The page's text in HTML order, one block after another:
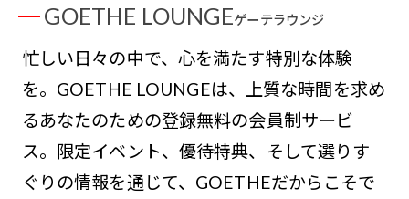
GOETHE LOUNGEゲーテラウンジ
忙しい日々の中で、心を満たす特別な体験
を。GOETHE LOUNGEは、上質な時間を求め
るあなたのための登録無料の会員制サービ
ス。限定イベント、優待特典、そして選りす
ぐりの情報を通じて、GOETHEだからこそで